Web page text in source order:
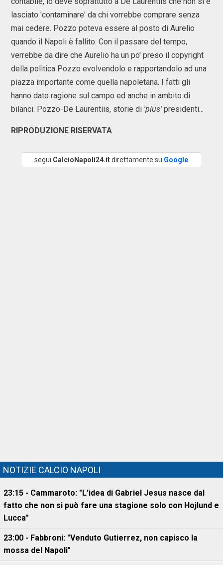
lasciato 'contaminare' da chi vorrebbe comprare senza
mai cedere. Pozzo poteva essere al posto di Aurelio
quando il Napoli è fallito. Con il passare del tempo,
verrebbe da dire che Aurelio ha un po' preso il copyright
della politica Pozzo evolvendolo e rapportandolo ad una
piazza importante come quella napoletana. I fatti gli
hanno dato ragione sul campo ed anche in ambito di
bilanci. Pozzo-De Laurentiis, storie di 'plus' presidenti...
RIPRODUZIONE RISERVATA
segui CalcioNapoli24.itdirettamente su Google
NOTIZIE CALCIO NAPOLI
23:15 - Cammaroto: "L’idea di Gabriel Jesus nasce dal
fatto che non si può fare una stagione solo con Hojlund e
Lucca"
23:00 - Fabbroni: "Venduto Gutierrez, non capisco la
mossa del Napoli"